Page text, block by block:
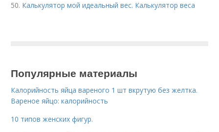
50. Калькулятор мой идеальный вес. Калькулятор веса
Популярные материалы
Калорийность яйца вареного 1 шт вкрутую без желтка.
Вареное яйцо: калорийность
10 типов женских фигур.